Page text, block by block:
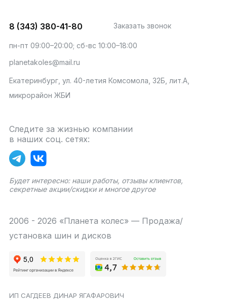
8 (343) 380-41-80 Заказать звонок
пн-пт 09:00–20:00; сб-вс 10:00–18:00
planetakoles@mail.ru
Екатеринбург, ул. 40-летия Комсомола, 32Б, лит.А,
микрорайон ЖБИ
Следите за жизнью компании
в наших соц. сетях:
Будет интересно: наши работы, отзывы клиентов,
секретные акции/скидки и многое другое
2006 - 2026 «Планета колес» — Продажа/
установка шин и дисков
ИП САГДЕЕВ ДИНАР ЯГАФАРОВИЧ